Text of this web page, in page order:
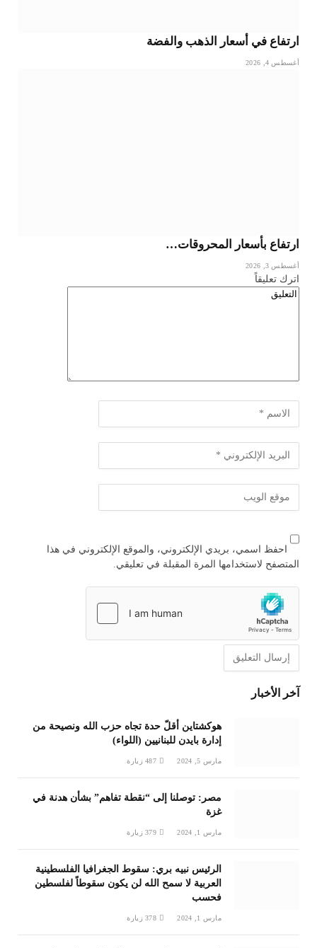
ارتفاع في أسعار الذهب والفضة
أغسطس 4, 2026
ارتفاع بأسعار المحروقات…
أغسطس 3, 2026
اترك تعليقاً
احفظ اسمي، بريدي الإلكتروني، والموقع الإلكتروني في هذا
المتصفح لاستخدامها المرة المقبلة في تعليقي.
آخر الأخبار
هوكشتاين أقلّ حدة تجاه حزب الله ونصيحة من
إدارة بايدن للبنانيين (اللواء)
مارس 5, 2024 487 زيارة
مصر: توصلنا إلى “نقطة تفاهم” بشأن هدنة في
غزة
مارس 1, 2024 379 زيارة
الرئيس نبيه بري: سقوط الجغرافيا الفلسطينية
العربية لا سمح الله لن يكون سقوطاً لفلسطين
فحسب
مارس 1, 2024 378 زيارة